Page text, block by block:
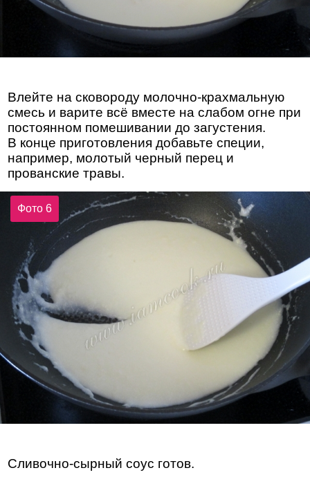
Влейте на сковороду молочно-крахмальную
смесь и варите всё вместе на слабом огне при
постоянном помешивании до загустения.
В конце приготовления добавьте специи,
например, молотый черный перец и
прованские травы.
Фото 6
Сливочно-сырный соус готов.